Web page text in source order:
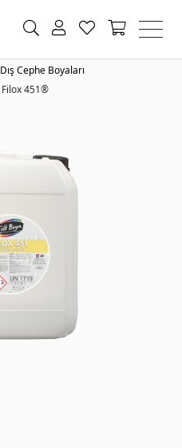
Dış Cephe Boyaları
Filox 451®